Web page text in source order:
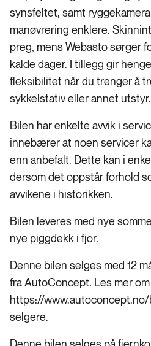
synsfeltet, samt
manøvrering enklere.
preg, mens Webasto sørger
kalde dager. I tillegg gir
fleksibilitet når du trenger å
sykkelstativ eller annet utstyr.
Bilen har enkelte avvik i
innebærer at noen servicer
enn anbefalt. Dette kan i
dersom det oppstår forhold
avvikene i historikken.
Bilen leveres med nye
nye piggdekk i fjor.
Denne bilen selges med 12
fra AutoConcept. Les mer
https://www.autoconcept.no/
selgere.